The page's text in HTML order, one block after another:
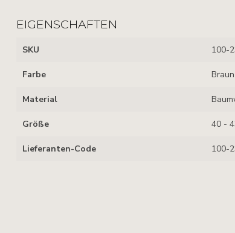
EIGENSCHAFTEN
SKU 100-
Farbe Braun
Material
Größe 40 -
Lieferanten-Code 100-